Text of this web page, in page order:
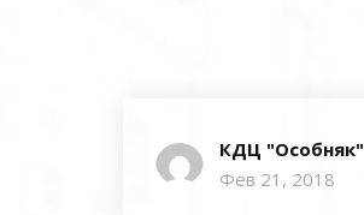
КДЦ "Особняк"
Фев 21, 2018